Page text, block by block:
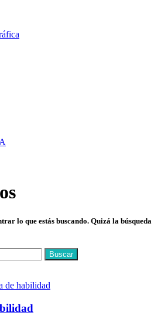
lo que estás buscando. Quizá la búsqueda